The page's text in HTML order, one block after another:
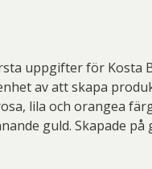
uppgifter för
av att skapa
lila och orangea
guld. Skapade